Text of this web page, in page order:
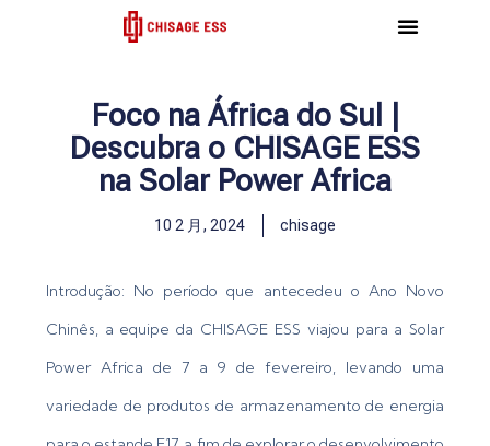
Foco na África do Sul |
Descubra o CHISAGE ESS
na Solar Power Africa
10 2 月, 2024 chisage
Introdução: No período que antecedeu o Ano Novo
Chinês, a equipe da CHISAGE ESS viajou para a Solar
Power Africa de 7 a 9 de fevereiro, levando uma
variedade de produtos de armazenamento de energia